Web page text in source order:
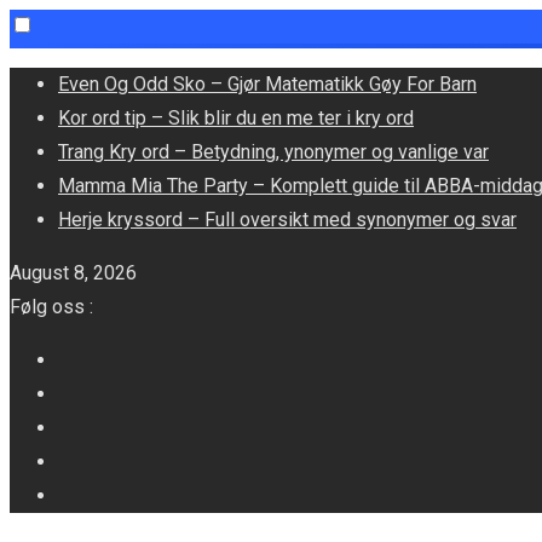
Skip
content
Even Og Odd Sko – Gjør Matematikk Gøy For Barn
Kor ord tip – Slik blir du en me ter i kry ord
Trang Kry ord – Betydning, ynonymer og vanlige var
Mamma Mia The Party – Komplett guide til ABBA-
Herje kryssord – Full oversikt med synonymer og svar
August 8, 2026
Følg oss :